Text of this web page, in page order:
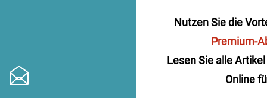
Nutzen Sie die
Premium-
Lesen Sie alle
Online